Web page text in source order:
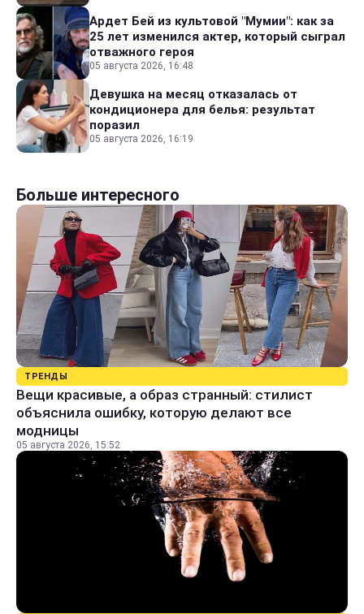
Ардет Бей из культовой "Мумии": как за
25 лет изменился актер, который сыграл
отважного героя
05 августа 2026, 16:48
Девушка на месяц отказалась от
кондиционера для белья: результат
поразил
05 августа 2026, 16:19
Больше интересного
ТРЕНДЫ
Вещи красивые, а образ странный: стилист
объяснила ошибку, которую делают все
модницы
05 августа 2026, 15:52